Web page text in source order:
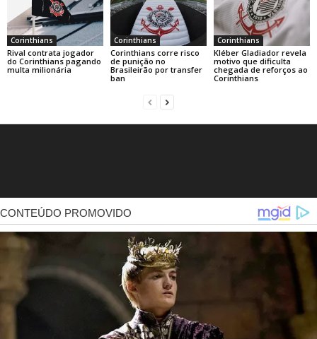
Corinthians
Rival contrata jogador
do Corinthians pagando
multa milionária
Corinthians
Corinthians corre risco
de punição no
Brasileirão por transfer
ban
Corinthians
Kléber Gladiador revela
motivo que dificulta
chegada de reforços ao
Corinthians